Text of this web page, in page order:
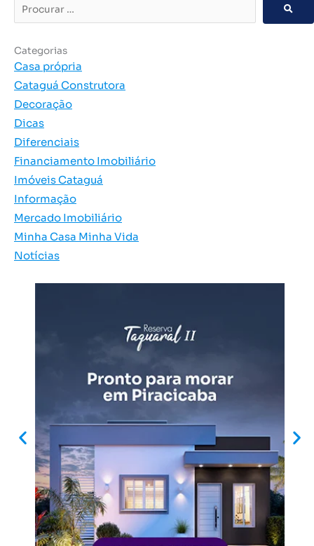
…
Categorias
Casa própria
Cataguá Construtora
Decoração
Dicas
Diferenciais
Financiamento Imobiliário
Imóveis Cataguá
Informação
Mercado Imobiliário
Minha Casa Minha Vida
Notícias